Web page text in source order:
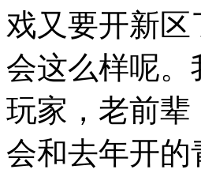
戏又要开新
会这么样呢
玩家，老前
会和去年开